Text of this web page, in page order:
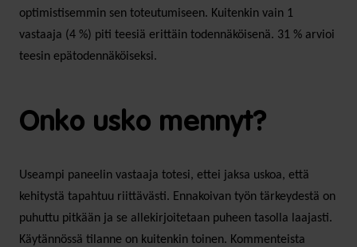
optimistisemmin sen toteutumiseen. Kuitenkin vain 1
vastaaja (4 %) piti teesiä erittäin todennäköisenä. 31 % arvioi
teesin epätodennäköiseksi.
Onko usko mennyt?
Useampi paneelin vastaaja totesi, ettei jaksa uskoa, että
kehitystä tapahtuu riittävästi. Ennakoivan työn tärkeydestä on
puhuttu pitkään ja se allekirjoitetaan puheen tasolla laajasti.
Käytännössä tilanne on kuitenkin toinen. Kommenteista